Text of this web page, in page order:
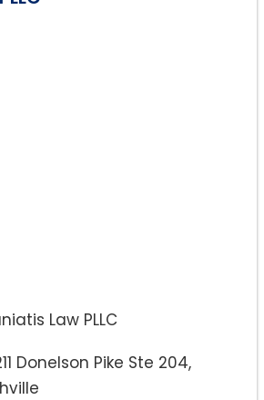
Law PLLC
Donelson Pike Ste 204,